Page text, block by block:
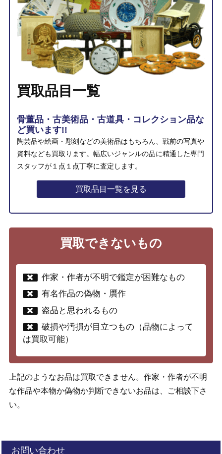
買取品目一覧
骨董品・古美術品・古道具・コレクション品な
ど買います!!
陶芸品や絵画・彫刻などの美術品はもちろん、戦前の写真や
資料なども買取ります。幅広いジャンルの品に精通した専門
スタッフが１点１点丁寧に査定します。
買取品目一覧を見る
買取できないもの
作家・作者が不明で鑑定が困難なもの
有名作品の偽物・贋作
盗品と思われるもの
破損や汚損が目立つもの（品物によって
は買取可能）
上記のようなお品は買取できません。作家・作者が不明
な作品や本物か偽物か判断できないお品は、ご相談下さ
い。
お問い合わせ